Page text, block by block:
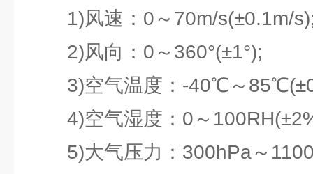
1)风速：0～70m/s(±0.1m/
2)风向：0～360°(±1°);
3)空气温度：-40℃～
4)空气湿度：0～
5)大气压力：300hPa～